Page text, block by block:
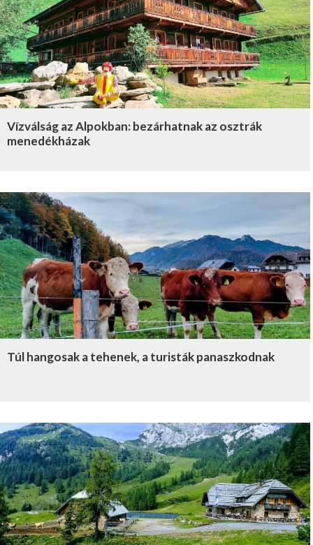
Vízválság az Alpokban: bezárhatnak az osztrák
menedékházak
Túl hangosak a tehenek, a turisták panaszkodnak